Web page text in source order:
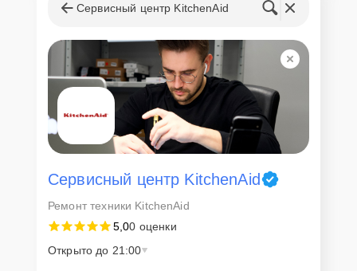
Сервисный центр KitchenAid
Сервисный центр KitchenAid
Ремонт техники KitchenAid
5,00 оценки
Открыто до 21:00